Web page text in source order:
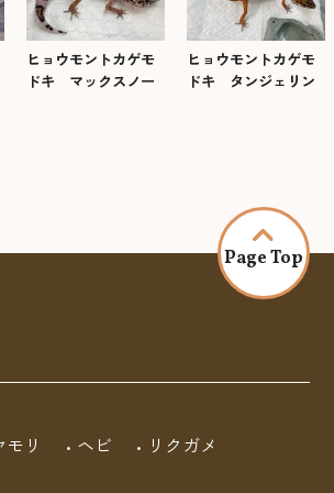
ヒョウモントカゲモ
ドキ マックスノー
ヒョウモントカゲモ
ドキ タンジェリン
モリ ヘビ
リクガメ
Page Top